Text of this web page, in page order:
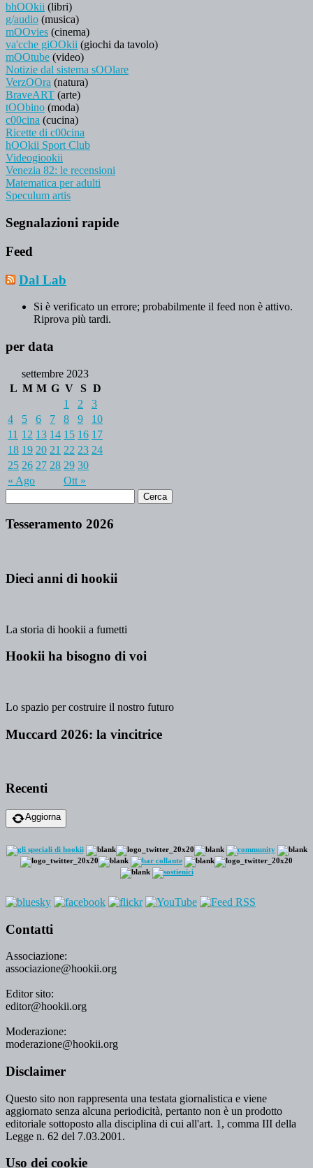
bhOOkii (libri)
g/audio (musica)
mOOvies (cinema)
va'cche giOOkii (giochi da tavolo)
mOOtube (video)
Notizie dal sistema sOOlare
VerzOOra (natura)
BraveART (arte)
tOObino (moda)
c00cina (cucina)
Ricette di c00cina
hOOkii Sport Club
Videogiookii
Venezia 82: le recensioni
Matematica per adulti
Speculum artis
Segnalazioni rapide
Feed
Dal Lab
Si è verificato un errore; probabilmente il feed non è attivo.
Riprova più tardi.
per data
settembre 2023
L M M G V S D
« Ago Ott »
1 2
3
4
5 6 7 8 9
10
11 12 13 14 15 16 17
18 19 20 21 22 23 24
25 26 27 28 29 30
Tesseramento 2026
Dieci anni di hookii
La storia di hookii a fumetti
Hookii ha bisogno di voi
Lo spazio per costruire il nostro futuro
Muccard 2026: la vincitrice
Recenti
Aggiorna
Contatti
Associazione:
associazione@hookii.org
Editor sito:
editor@hookii.org
Moderazione:
moderazione@hookii.org
Disclaimer
Questo sito non rappresenta una testata giornalistica e viene
aggiornato senza alcuna periodicità, pertanto non è un prodotto
editoriale sottoposto alla disciplina di cui all'art. 1, comma III della
Legge n. 62 del 7.03.2001.
Uso dei cookie